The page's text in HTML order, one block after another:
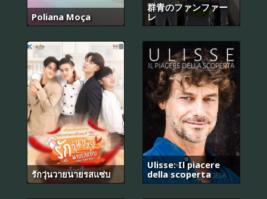
Poliana Moça
群青のファンファー
レ
รักวุ่นวายนายรสแซ่บ
Ulisse: Il piacere
della scoperta